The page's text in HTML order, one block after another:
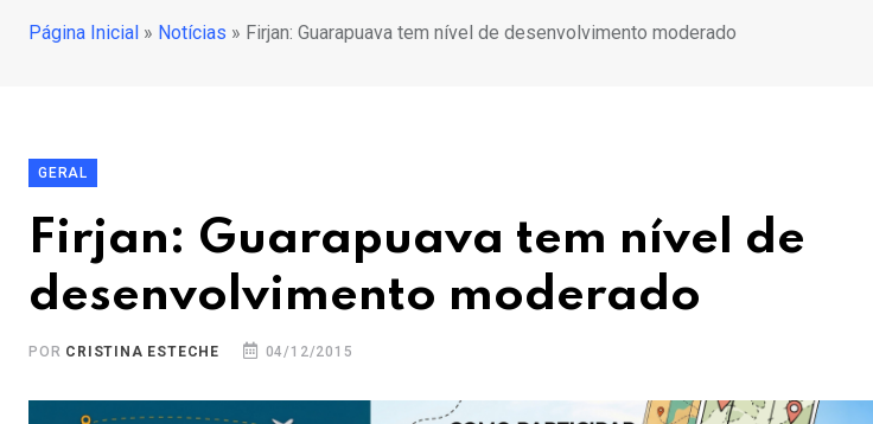
Página Inicial » Notícias » Firjan: Guarapuava tem nível de desenvolvimento moderado
GERAL
Firjan: Guarapuava tem nível de
desenvolvimento moderado
POR CRISTINA ESTECHE 04/12/2015